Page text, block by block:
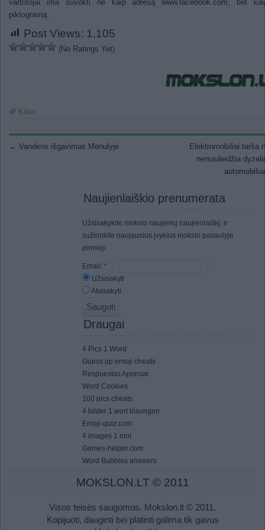
vartotojai ima suvokti ne kaip adresąwww.facebook.com, bet
piktogramą.
Post Views: 1,105
(No Ratings Yet)
Kitos
Post navigation
← Vandens išgavimas Mėnulyje
Elektromobiliai tarša
nenusileidžia
Naujienlaiškio prenumerata
Užsisakykite mokslo naujienų naujienlaiškį, ir
sužinokite naujausius įvykius mokslo pasaulyje
pirmieji.
Email: *
Užsisakyti
Atsisakyti
Draugai
4 Pics 1 Word
Guess up emoji cheats
Respuestas Apensar
Word Cookies
100 pics cheats
4 bilder 1 wort lösungen
Emoji-quiz.com
4 images 1 mot
Games-helper.com
Word Bubbles answers
MOKSLON.LT © 2011
Visos teisės saugomos. Mokslon.lt © 2011.
Kopijuoti, dauginti bei platinti galima tik gavus